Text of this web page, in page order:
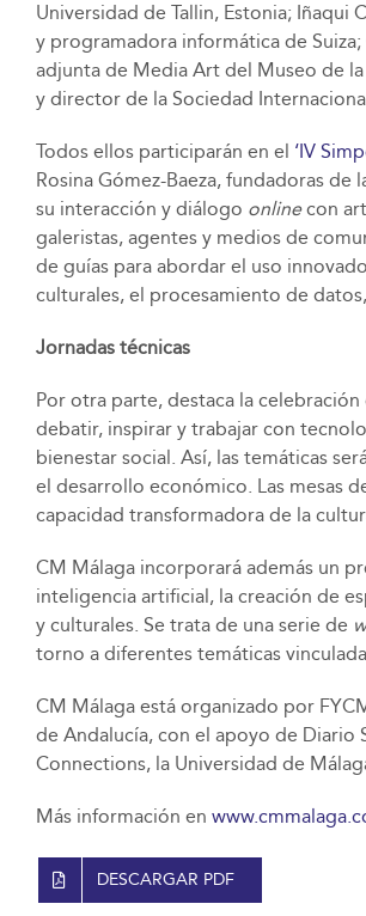
Universidad de Tallin, Estonia;
y programadora informática de
adjunta de Media Art del Museo de
y director de la Sociedad
Todos ellos participarán en el ‘IV
Rosina Gómez-Baeza, fundadoras
su interacción y diálogo onlinecon
galeristas, agentes y medios de
de guías para abordar el uso
culturales, el procesamiento de
Jornadas técnicas
Por otra parte, destaca la celebración
debatir, inspirar y trabajar con
bienestar social. Así, las temáticas
el desarrollo económico. Las mesas
capacidad transformadora de la
CM Málaga incorporará además un
inteligencia artificial, la creación de
y culturales. Se trata de una serie de
torno a diferentes temáticas
CM Málaga está organizado por
de Andalucía, con el apoyo de Diario
Connections, la Universidad de
Más información en
DESCARGAR PDF